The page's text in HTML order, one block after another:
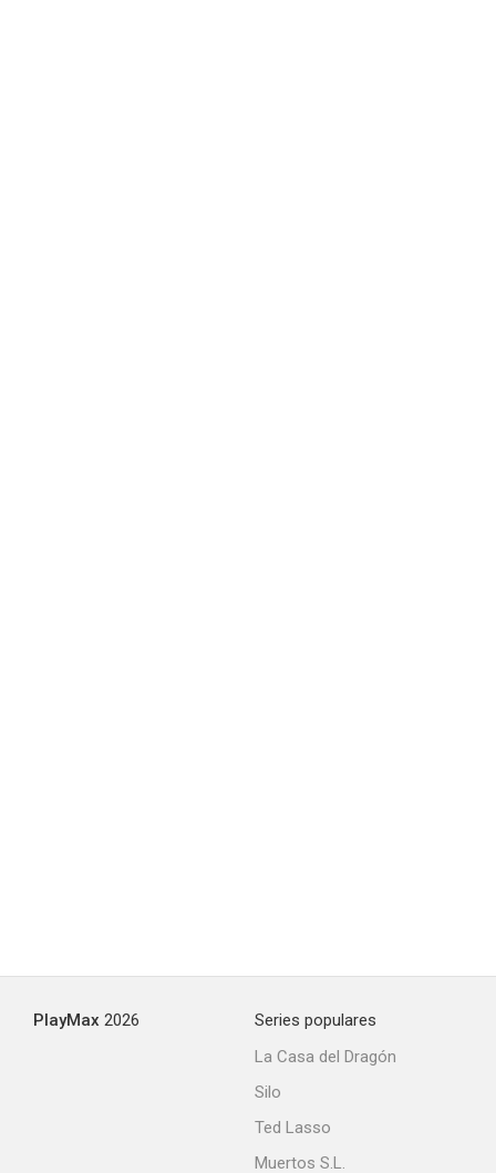
PlayMax 2026
Series populares
La Casa del Dragón
Silo
Ted Lasso
Muertos S.L.